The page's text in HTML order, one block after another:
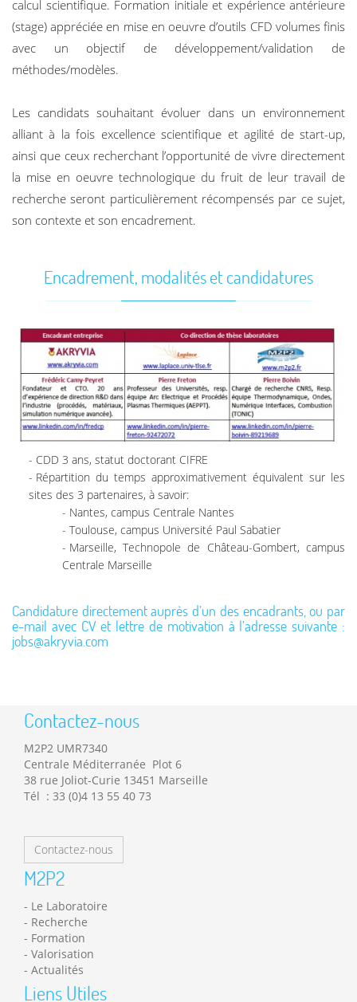
calcul scientifique. Formation initiale et expérience antérieure
(stage) appréciée en mise en oeuvre d’outils CFD volumes finis
avec un objectif de développement/validation de
méthodes/modèles.
Les candidats souhaitant évoluer dans un environnement
alliant à la fois excellence scientifique et agilité de start-up,
ainsi que ceux recherchant l’opportunité de vivre directement
la mise en oeuvre technologique du fruit de leur travail de
recherche seront particulièrement récompensés par ce sujet,
son contexte et son encadrement.
Encadrement, modalités et candidatures
CDD 3 ans, statut doctorant CIFRE
Répartition du temps approximativement équivalent sur les
sites des 3 partenaires, à savoir:
Nantes, campus Centrale Nantes
Toulouse, campus Université Paul Sabatier
Marseille, Technopole de Château-Gombert, campus
Centrale Marseille
Candidature directement auprès d’un des encadrants, ou par
e-mail avec CV et lettre de motivation à l’adresse suivante :
jobs@akryvia.com
Contactez-nous
M2P2 UMR7340
Centrale Méditerranée Plot 6
38 rue Joliot-Curie 13451 Marseille
Tél : 33 (0)4 13 55 40 73
Contactez-nous
M2P2
Le Laboratoire
Recherche
Formation
Valorisation
Actualités
Liens Utiles